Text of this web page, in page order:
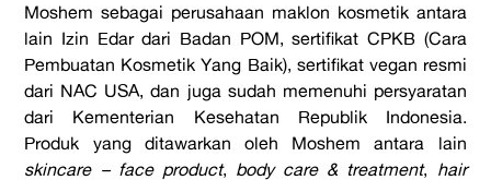
Moshem sebagai perusahaan maklon kosmetik antara
lain Izin Edar dari Badan POM, sertifikat CPKB (Cara
Pembuatan Kosmetik Yang Baik), sertifikat vegan resmi
dari NAC USA, dan juga sudah memenuhi persyaratan
dari Kementerian Kesehatan Republik Indonesia.
Produk yang ditawarkan oleh Moshem antara lain
skincare – face product, body care & treatment, hair